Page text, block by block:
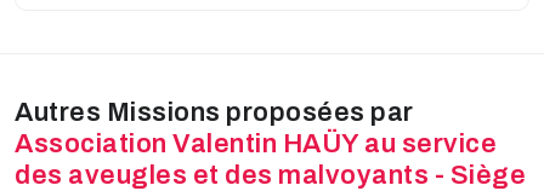
Autres Missions proposées par
Association Valentin HAÜY au service
des aveugles et des malvoyants - Siège